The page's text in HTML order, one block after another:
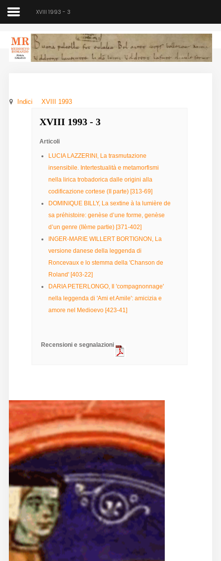
Medioevo Romanzo
Direzione
Seminario
Diffusione
direzione@medioevoromanzo.it
XVIII 1993 - 3
Indici XVIII 1993
XVIII 1993 - 3
Articoli
LUCIA LAZZERINI, La trasmutazione
insensibile. Intertestualità e metamorfismi
nella lirica trobadorica dalle origini alla
codificazione cortese (II parte) [313-69]
DOMINIQUE BILLY, La sextine à la lumière de
sa préhistoire: genèse d’une forme, genèse
d’un genre (IIème partie) [371-402]
INGER-MARIE WILLERT BORTIGNON, La
versione danese della leggenda di
Roncevaux e lo stemma della 'Chanson de
Roland' [403-22]
DARIA PETERLONGO, Il 'compagnonnage'
nella leggenda di 'Ami et Amile': amicizia e
amore nel Medioevo [423-41]
Recensioni e segnalazioni